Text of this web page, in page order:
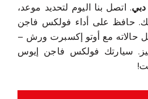
. اتصل بنا اليوم لتحديد موعد،
حافظ على أداء فولكس فاجن
حالاته مع أوتو إكسبرت ورش –
سيارتك فولكس فاجن إيوس